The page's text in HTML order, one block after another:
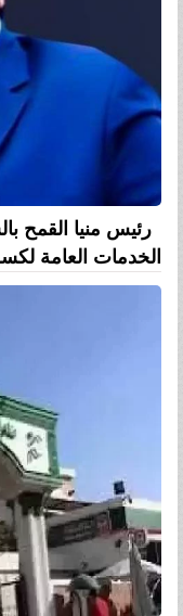
رئيس منيا القمح
الخدمات العامة